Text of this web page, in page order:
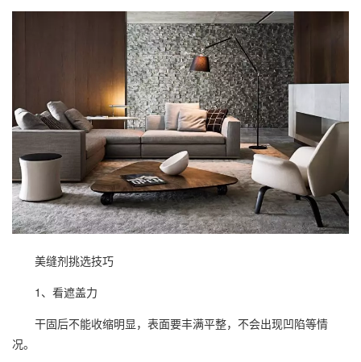
美缝剂挑选技巧
1、看遮盖力
干固后不能收缩明显，表面要丰满平整，不会出现凹陷等情
况。